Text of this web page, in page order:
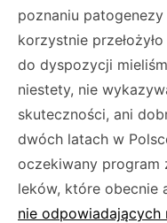
poznaniu
korzystnie
do dyspozycji
niestety, nie
skuteczności, ani
dwóch latach w
oczekiwany program
leków, które obecnie
nie odpowiadających